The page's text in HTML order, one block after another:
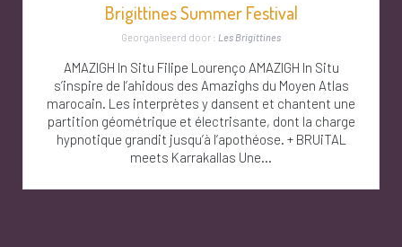
Brigittines Summer Festival
Georganiseerd door : Les Brigittines
AMAZIGH In Situ Filipe Lourenço AMAZIGH In Situ
s’inspire de l’ahidous des Amazighs du Moyen Atlas
marocain. Les interprètes y dansent et chantent une
partition géométrique et électrisante, dont la charge
hypnotique grandit jusqu’à l’apothéose. + BRUiTAL
meets Karrakallas Une...